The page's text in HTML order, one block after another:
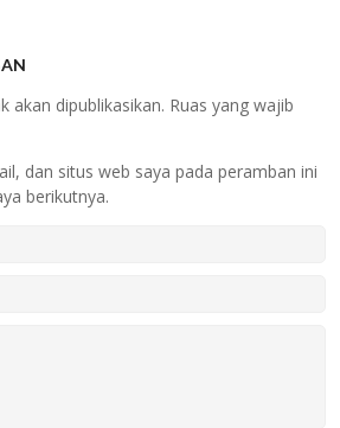
akan dipublikasikan. Ruas yang wajib
dan situs web saya pada peramban ini
berikutnya.